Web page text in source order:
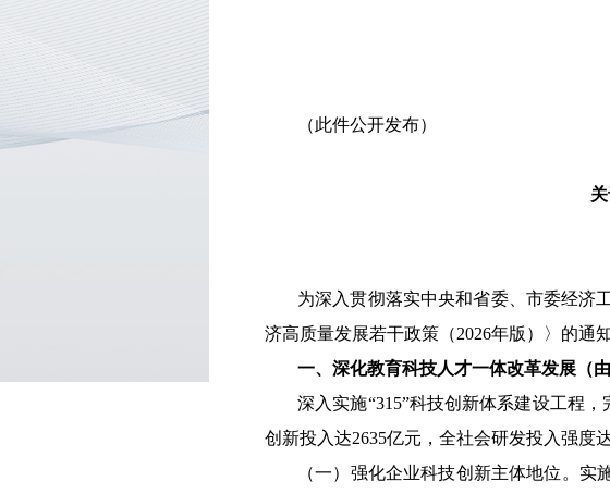
（此件公开发布）
为深入贯彻落实中央和省委、市委经济
济高质量发展若干政策（2026年版）〉的通
一、深化教育科技人才一体改革发展（
深入实施“315”科技创新体系建设工程
创新投入达2635亿元，全社会研发投入强度
（一）强化企业科技创新主体地位。